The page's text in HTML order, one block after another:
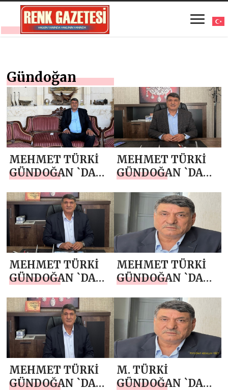
Gündoğan
MEHMET TÜRKİ
GÜNDOĞAN `DAN
MESAJI
MEHMET TÜRKİ
GÜNDOĞAN `DAN
DAYANIŞMA
GÜNÜ KUTLAMA
MESAJI
MEHMET TÜRKİ
GÜNDOĞAN `DAN
MEHMET TÜRKİ
GÜNDOĞAN `DAN
HAFTASI MESAJI
MEHMET TÜRKİ
GÜNDOĞAN `DAN
M. TÜRKİ
GÜNDOĞAN `DAN